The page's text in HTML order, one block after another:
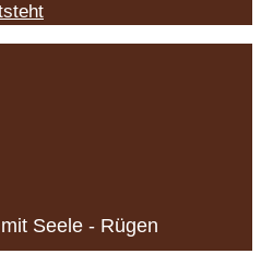
Seele - Rügen